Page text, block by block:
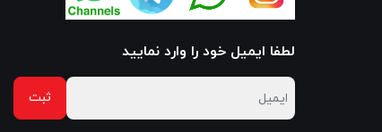
لطفا ایمیل خود را وارد نمایید